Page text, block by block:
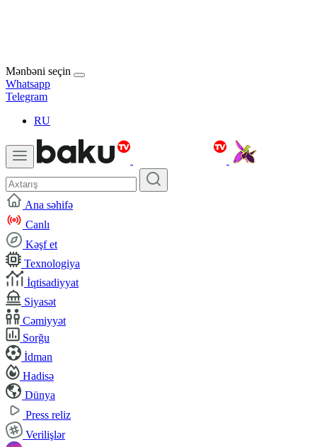
Mənbəni seçin
Whatsapp
Telegram
RU
Ana səhifə
Canlı
Kəşf et
Texnologiya
İqtisadiyyat
Siyasət
Cəmiyyət
Sorğu
İdman
Hadisə
Dünya
Press reliz
Verilişlər